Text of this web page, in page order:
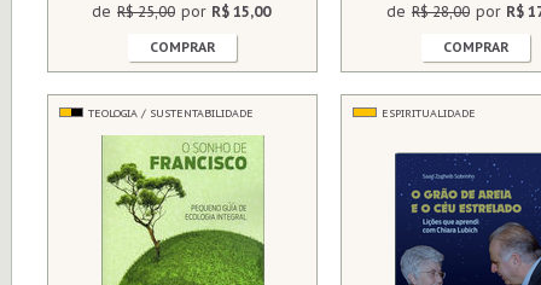
de R$ 25,00 por R$ 15,00
COMPRAR
de R$ 28,00 por R$
COMPRAR
TEOLOGIA / SUSTENTABILIDADE ESPIRITUALIDADE